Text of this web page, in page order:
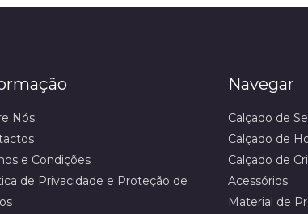
Nós
e Condições
de Privacidade e Proteção de
Navegar
Calçado de
Calçado de
Calçado de
Acessórios
Material de